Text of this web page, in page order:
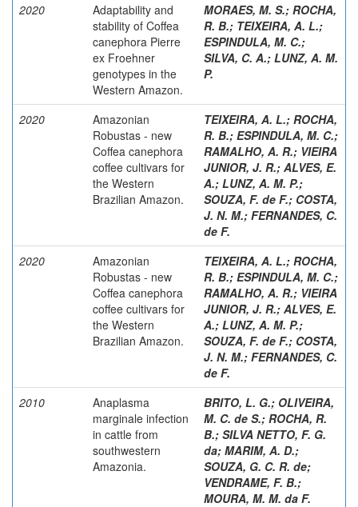
2020
Adaptability and
stability of Coffea
canephora Pierre
ex Froehner
genotypes in the
Western Amazon.
MORAES, M. S.; ROCHA,
R. B.; TEIXEIRA, A. L.;
ESPINDULA, M. C.;
SILVA, C. A.; LUNZ, A. M.
P.
2020
Amazonian
Robustas - new
Coffea canephora
coffee cultivars for
the Western
Brazilian Amazon.
TEIXEIRA, A. L.; ROCHA,
R. B.; ESPINDULA, M. C.;
RAMALHO, A. R.; VIEIRA
JUNIOR, J. R.; ALVES, E.
A.; LUNZ, A. M. P.;
SOUZA, F. de F.; COSTA,
J. N. M.; FERNANDES, C.
de F.
2020
Amazonian
Robustas - new
Coffea canephora
coffee cultivars for
the Western
Brazilian Amazon.
TEIXEIRA, A. L.; ROCHA,
R. B.; ESPINDULA, M. C.;
RAMALHO, A. R.; VIEIRA
JUNIOR, J. R.; ALVES, E.
A.; LUNZ, A. M. P.;
SOUZA, F. de F.; COSTA,
J. N. M.; FERNANDES, C.
de F.
2010
Anaplasma
marginale infection
in cattle from
southwestern
Amazonia.
BRITO, L. G.; OLIVEIRA,
M. C. de S.; ROCHA, R.
B.; SILVA NETTO, F. G.
da; MARIM, A. D.;
SOUZA, G. C. R. de;
VENDRAME, F. B.;
MOURA, M. M. da F.